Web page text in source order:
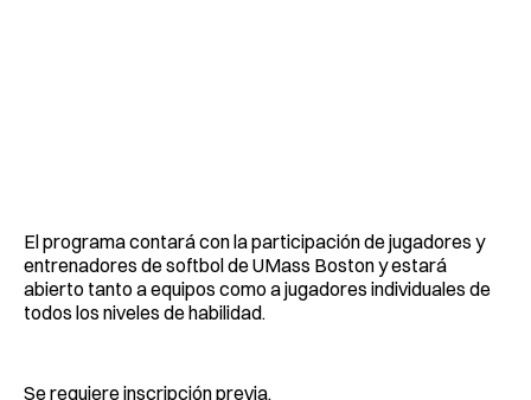
El programa contará con la participación de jugadores y
entrenadores de softbol de UMass Boston y estará
abierto tanto a equipos como a jugadores individuales de
todos los niveles de habilidad.
Se requiere inscripción previa.